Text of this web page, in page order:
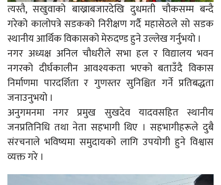
त्यस्तै, सखुवाको बाख्राबजारदेखि दुधमती चौकसम्म बन्दै
गरेको कालोपत्रे सडकको निरीक्षण गर्दै महासेठले सो सडक
स्थानीय आर्थिक विकासको मेरुदण्ड हुने उल्लेख गर्नुभयो ।
नगर अध्यक्ष अनिल चौधरीले सभा हल र विद्यालय भवन
नगरको दीर्घकालीन आवश्यकता भएको बताउँदै विकास
निर्माणमा पारदर्शिता र गुणस्तर सुनिश्चित गर्ने प्रतिबद्धता
जनाउनुभयो ।
अनुगमनमा नगर प्रमुख सुखदेव यादवसहित स्थानीय
जनप्रतिनिधि तथा नेता सहभागी थिए । सहभागीहरूले दुबै
संरचनाले भविष्यमा समुदायको लागि उपयोगी हुने विश्वास
व्यक्त गरे ।